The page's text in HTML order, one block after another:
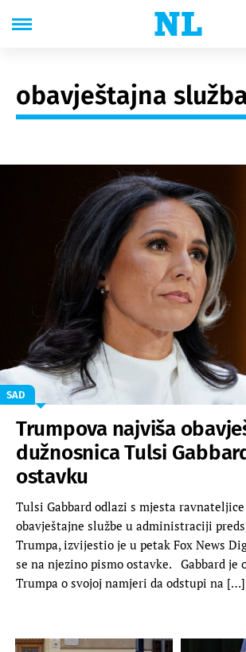
obavještajna
SAD
Trumpova najviša
dužnosnica Tulsi
ostavku
Tulsi Gabbard odlazi s mjesta
obavještajne službe u administraciji
Trumpa, izvijestio je u petak Fox News
se na njezino pismo ostavke. Gabbard je
Trumpa o svojoj namjeri da odstupi na […]